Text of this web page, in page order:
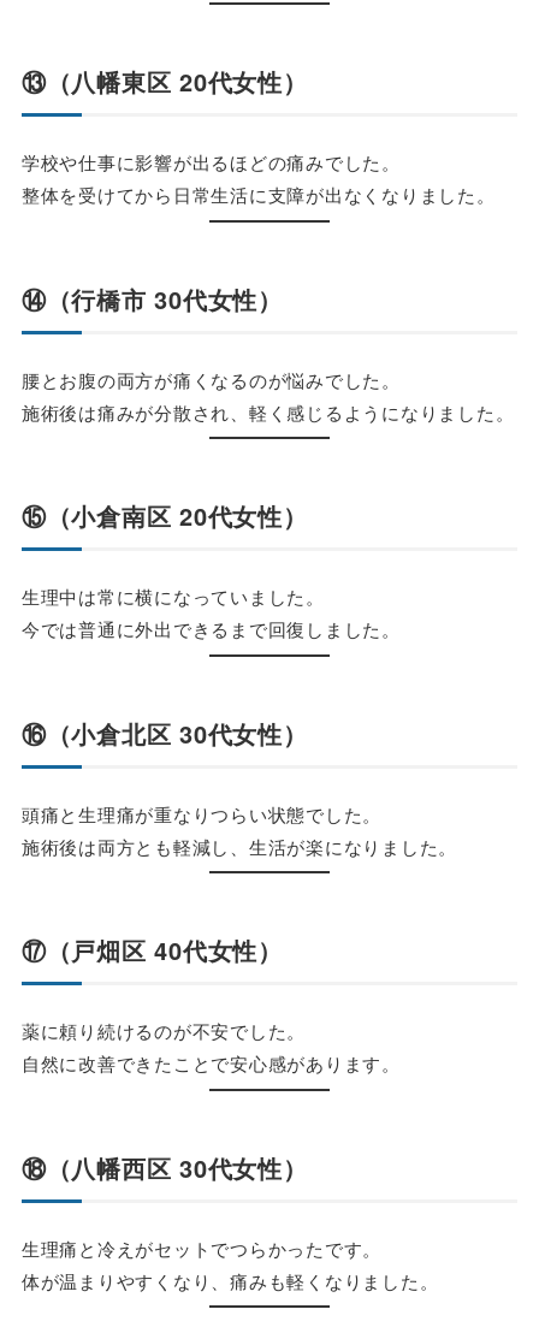
⑬（八幡東区 20代女性）
学校や仕事に影響が出るほどの痛みでした。
整体を受けてから日常生活に支障が出なくなりました。
⑭（行橋市 30代女性）
腰とお腹の両方が痛くなるのが悩みでした。
施術後は痛みが分散され、軽く感じるようになりました。
⑮（小倉南区 20代女性）
生理中は常に横になっていました。
今では普通に外出できるまで回復しました。
⑯（小倉北区 30代女性）
頭痛と生理痛が重なりつらい状態でした。
施術後は両方とも軽減し、生活が楽になりました。
⑰（戸畑区 40代女性）
薬に頼り続けるのが不安でした。
自然に改善できたことで安心感があります。
⑱（八幡西区 30代女性）
生理痛と冷えがセットでつらかったです。
体が温まりやすくなり、痛みも軽くなりました。